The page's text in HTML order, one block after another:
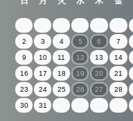
2 3 4 5 6 7
9 10 11 12 13 14
16 17 18 19 20 21
23 24 25 26 27 28
30 31